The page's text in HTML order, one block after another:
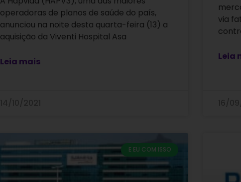
operadoras de planos de saúde do país,
anunciou na noite desta quarta-feira (13) a
aquisição da Viventi Hospital Asa
Leia mais
via
Leia
E EU COM ISSO